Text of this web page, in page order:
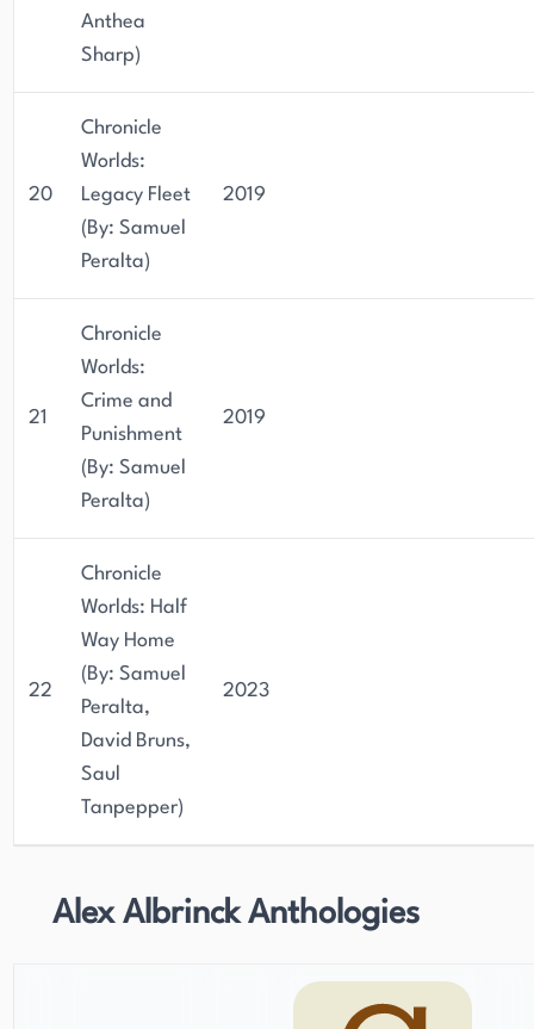
Anthea
Sharp)
20
Chronicle
Worlds:
Legacy Fleet
(By: Samuel
Peralta)
2019
21
Chronicle
Worlds:
Crime and
Punishment
(By: Samuel
Peralta)
2019
22
Chronicle
Worlds: Half
Way Home
(By: Samuel
Peralta,
David Bruns,
Saul
Tanpepper)
2023
Alex Albrinck Anthologies